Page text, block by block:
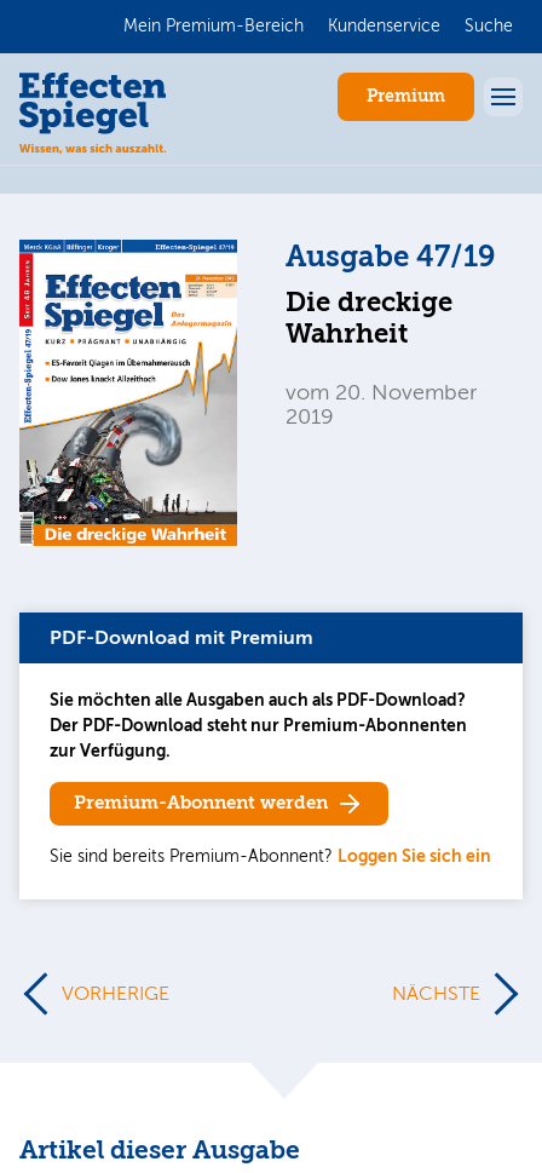
Mein Premium-Bereich Kundenservice Suche
Premium
Ausgabe 47/19
Die dreckige
Wahrheit
vom 20. November
2019
PDF-Download mit Premium
Sie möchten alle Ausgaben auch als PDF-Download?
Der PDF-Download steht nur Premium-Abonnenten
zur Verfügung.
Premium-Abonnent werden
Sie sind bereits Premium-Abonnent? Loggen Sie sich ein
VORHERIGE NÄCHSTE
Artikel dieser Ausgabe
Anmelden